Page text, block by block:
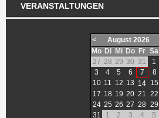
VERANSTALTUNGEN
< August 2026
Mo Di Mi Do Fr Sa
27 28 29 30 31 1
3
4 5 6 7 8
10 11 12 13 14 15
17 18 19 20 21 22
24 25 26 27 28 29
31
1 2 3 4 5